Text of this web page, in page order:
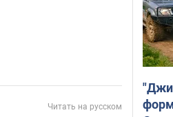
Читать на русском